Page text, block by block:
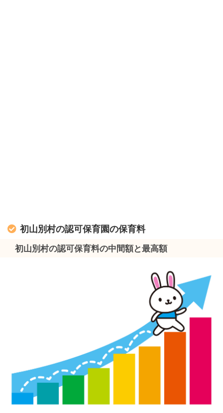
初山別村の認可保育園の保育料
初山別村の認可保育料の中間額と最高額